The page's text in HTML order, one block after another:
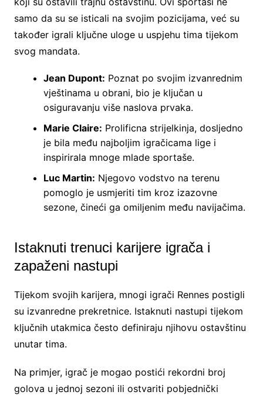
samo da su se isticali na svojim pozicijama, već su
također igrali ključne uloge u uspjehu tima tijekom
svog mandata.
Jean Dupont: Poznat po svojim izvanrednim
vještinama u obrani, bio je ključan u
osiguravanju više naslova prvaka.
Marie Claire: Prolificna strijelkinja, dosljedno
je bila među najboljim igračicama lige i
inspirirala mnoge mlade sportaše.
Luc Martin: Njegovo vodstvo na terenu
pomoglo je usmjeriti tim kroz izazovne
sezone, čineći ga omiljenim među navijačima.
Istaknuti trenuci karijere igrača i
zapaženi nastupi
Tijekom svojih karijera, mnogi igrači Rennes postigli
su izvanredne prekretnice. Istaknuti nastupi tijekom
ključnih utakmica često definiraju njihovu ostavštinu
unutar tima.
Na primjer, igrač je mogao postići rekordni broj
golova u jednoj sezoni ili ostvariti pobjednički